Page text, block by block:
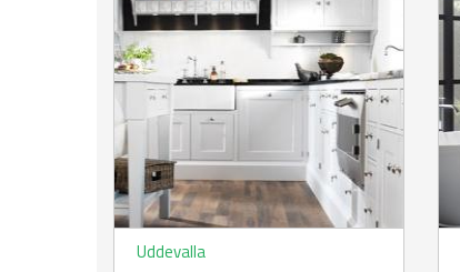
Uddevalla